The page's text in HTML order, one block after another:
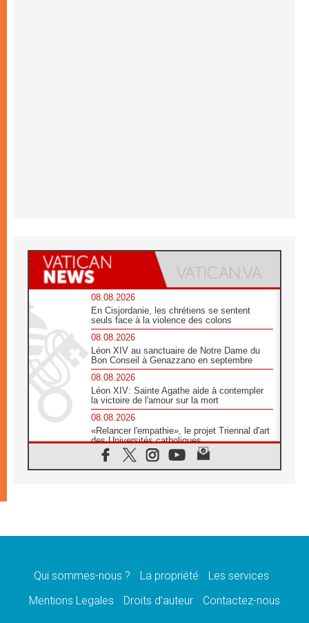
08.08.2026
En Cisjordanie, les chrétiens se sentent
seuls face à la violence des colons
08.08.2026
Léon XIV au sanctuaire de Notre Dame du
Bon Conseil à Genazzano en septembre
08.08.2026
Léon XIV: Sainte Agathe aide à contempler
la victoire de l'amour sur la mort
08.08.2026
«Relancer l'empathie», le projet Triennal d'art
des Universités catholiques
08.08.2026
Signis 2026, donner la parole aux religieuses
07.08.2026
07.08.2026
de l'Assomption et mémoire nationale
Qui sommes-nous ? La propriété
Les services
Mentions Legales
Droits d’auteur Contactez-nous